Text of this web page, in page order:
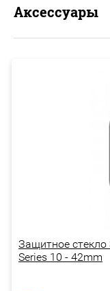
Аксессуары
Защитное стекло
Series 10 - 42mm